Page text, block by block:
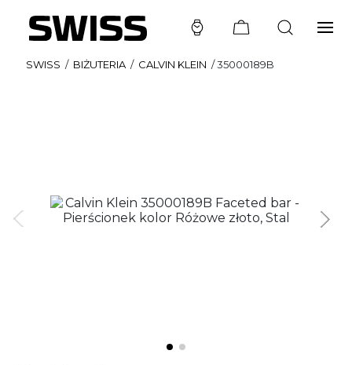
SWISS / BIŻUTERIA / CALVIN KLEIN /35000189B